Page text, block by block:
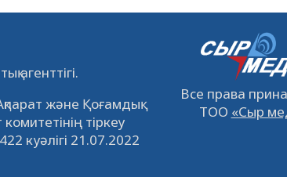
агенттігі.
және Қоғамдық
тіркеу
куәлігі 21.07.2022
Все права
ТОО «Сыр